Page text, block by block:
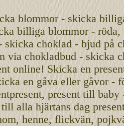
blommor - skicka
billiga blommor -
skicka choklad - bjud på
via chokladbud - skicka
online! Skicka en
en gåva eller gåvor -
present till
alla hjärtans dag
henne, flickvän,